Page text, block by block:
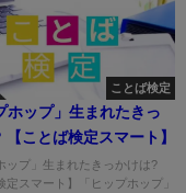
ことば検定
ホップ」生まれたきっ
【ことば検定スマート】
ップ」生まれたきっかけは?
定スマート】「ヒップホップ」